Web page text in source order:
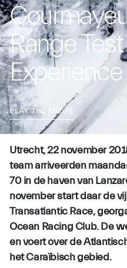
Range
Experience
PLAY THE MOVIE
Utrecht, 22 november
team arriveerden
70 in de haven van
november start daar de
Transatlantic Race,
Ocean Racing Club. De
en voert over de
het Caraïbisch gebied.